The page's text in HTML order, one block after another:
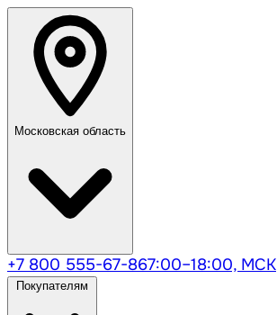
Московская область
+7 800 555-67-867:00–18:00, МСК